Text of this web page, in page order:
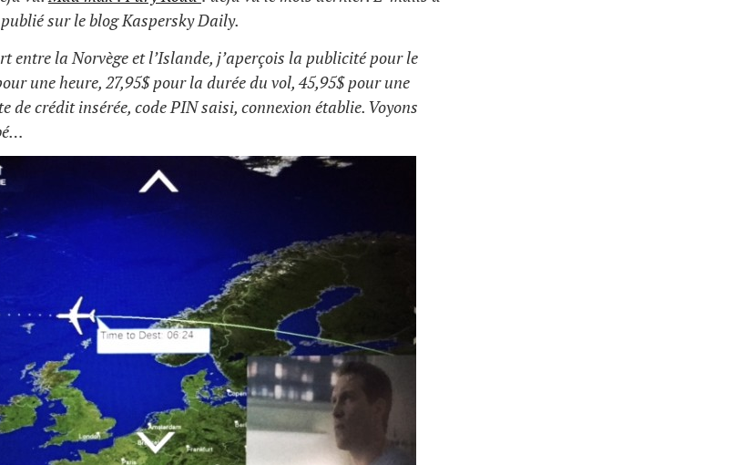
sur le blog Kaspersky Daily.
entre la Norvège et l’Islande, j’aperçois la publicité pour le
une heure, 27,95$ pour la durée du vol, 45,95$ pour une
de crédit insérée, code PIN saisi, connexion établie. Voyons